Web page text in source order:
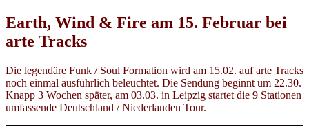
Earth, Wind & Fire am 15. Februar bei
arte Tracks
Die legendäre Funk / Soul Formation wird am 15.02. auf arte Tracks
noch einmal ausführlich beleuchtet. Die Sendung beginnt um 22.30.
Knapp 3 Wochen später, am 03.03. in Leipzig startet die 9 Stationen
umfassende Deutschland / Niederlanden Tour.